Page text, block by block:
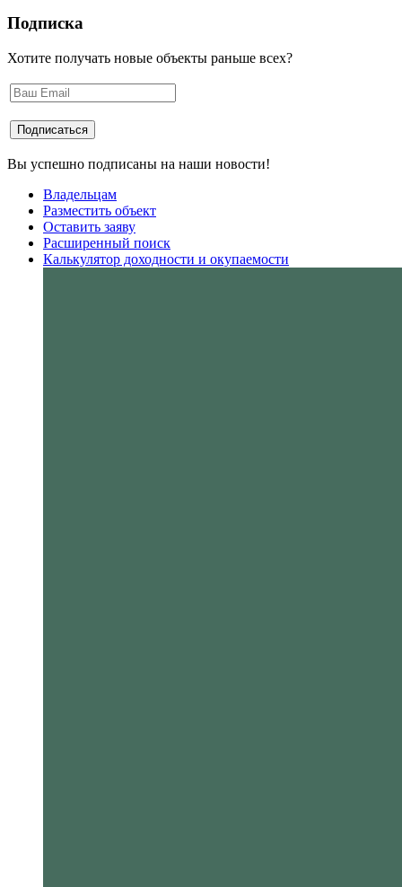
Подписка
Хотите получать новые объекты раньше всех?
Вы успешно подписаны на наши новости!
Владельцам
Разместить объект
Оставить заяву
Расширенный поиск
Калькулятор доходности и окупаемости